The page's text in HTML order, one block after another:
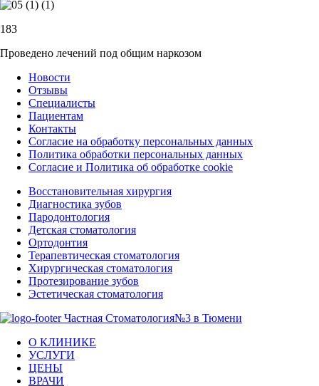
183
Проведено лечений под общим наркозом
Новости
Отзывы
Специалисты
Пациентам
Контакты
Согласие на обработку персональных данных
Политика обработки персональных данных
Согласие и Политика об обработке cookie
Восстановительная хирургия
Диагностика зубов
Пародонтология
Детская стоматология
Ортодонтия
Терапевтическая стоматология
Хирургическая стоматология
Протезирование зубов
Эстетическая стоматология
О КЛИНИКЕ
УСЛУГИ
ЦЕНЫ
ВРАЧИ